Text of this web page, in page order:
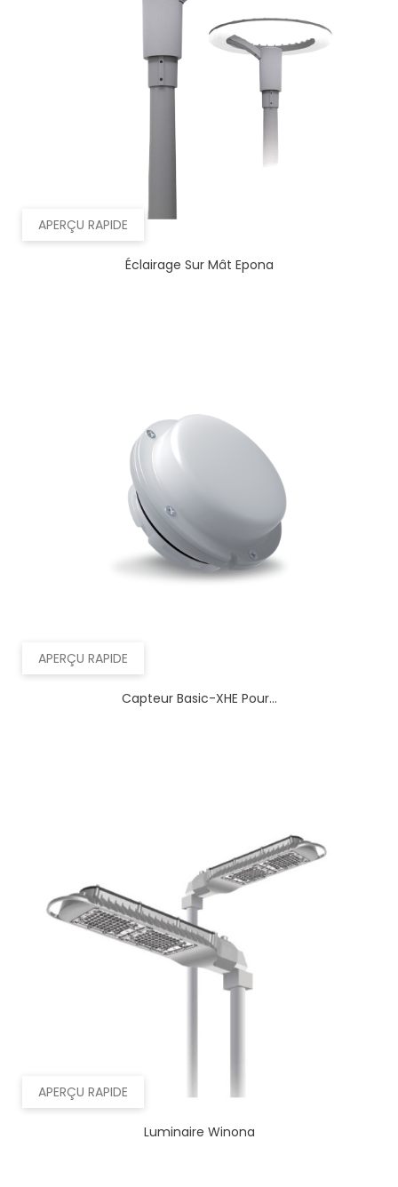
APERÇU RAPIDE
Éclairage Sur Mât Epona
APERÇU RAPIDE
Capteur Basic-XHE Pour...
APERÇU RAPIDE
Luminaire Winona